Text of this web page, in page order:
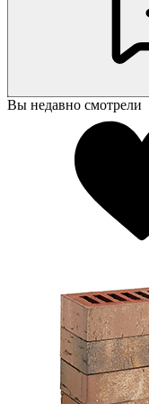
Вы недавно смотрели